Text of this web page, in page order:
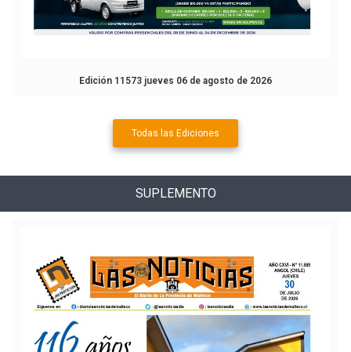
Edición 11573 jueves 06 de agosto de 2026
Todas las Ediciones
SUPLEMENTO